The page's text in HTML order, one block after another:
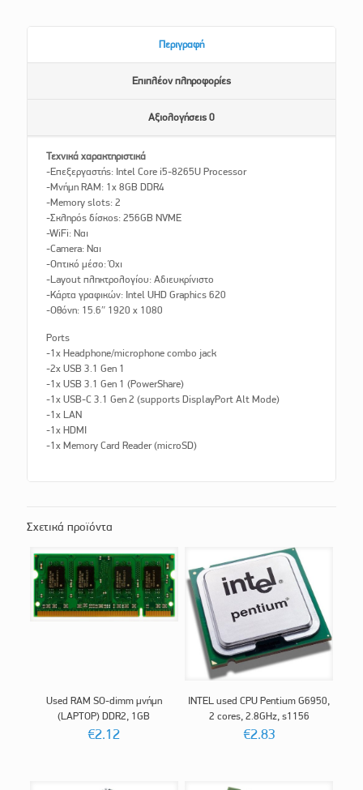
Περιγραφή
Επιπλέον πληροφορίες
Αξιολογήσεις 0
Τεχνικά χαρακτηριστικά
-Επεξεργαστής: Intel Core i5-8265U Processor
-Μνήμη RAM: 1x 8GB DDR4
-Memory slots: 2
-Σκληρός δίσκος: 256GB NVME
-WiFi: Ναι
-Camera: Ναι
-Οπτικό μέσο: Όχι
-Layout πληκτρολογίου: Αδιευκρίνιστo
-Κάρτα γραφικών: Intel UHD Graphics 620
-Οθόνη: 15.6″ 1920 x 1080
Ports
-1x Headphone/microphone combo jack
-2x USB 3.1 Gen 1
-1x USB 3.1 Gen 1 (PowerShare)
-1x USB-C 3.1 Gen 2 (supports DisplayPort Alt Mode)
-1x LAN
-1x HDMI
-1x Memory Card Reader (microSD)
Σχετικά προϊόντα
Used RAM SO-dimm μνήμη
(LAPTOP) DDR2, 1GB
€2.12
INTEL used CPU Pentium G6950,
2 cores, 2.8GHz, s1156
€2.83